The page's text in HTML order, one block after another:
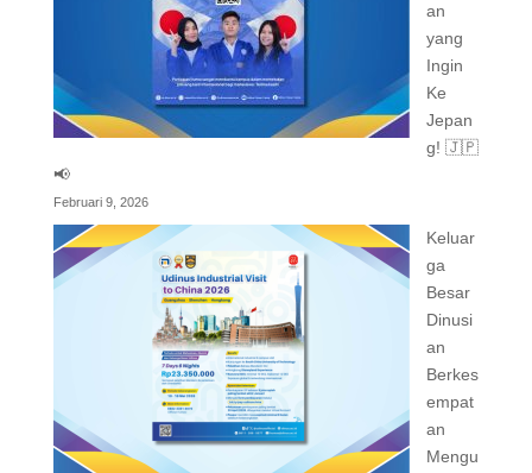
an
yang
Ingin
Ke
Jepan
g! 🇯🇵
📢
Februari 9, 2026
Keluar
ga
Besar
Dinusi
an
Berkes
empat
an
Mengu